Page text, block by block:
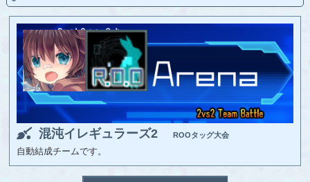
混沌イレギュラーズ2 ROOタッグ大会
自動結成チームです。